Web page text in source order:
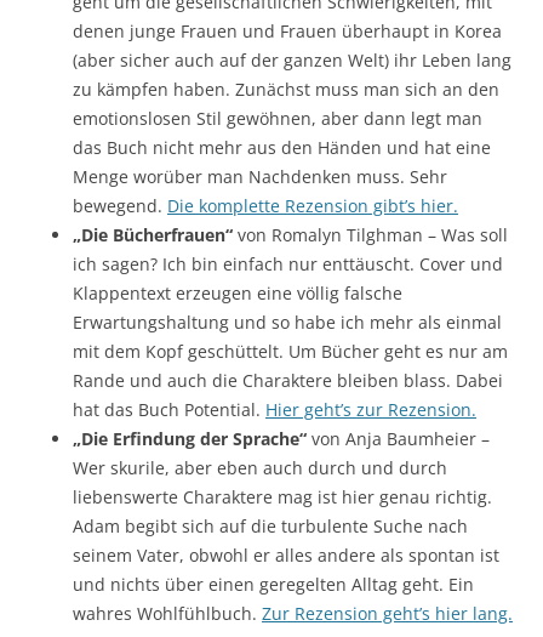
denen junge Frauen und Frauen überhaupt in Korea
(aber sicher auch auf der ganzen Welt) ihr Leben lang
zu kämpfen haben. Zunächst muss man sich an den
emotionslosen Stil gewöhnen, aber dann legt man
das Buch nicht mehr aus den Händen und hat eine
Menge worüber man Nachdenken muss. Sehr
bewegend. Die komplette Rezension gibt’s hier.
„Die Bücherfrauen“ von Romalyn Tilghman – Was soll
ich sagen? Ich bin einfach nur enttäuscht. Cover und
Klappentext erzeugen eine völlig falsche
Erwartungshaltung und so habe ich mehr als einmal
mit dem Kopf geschüttelt. Um Bücher geht es nur am
Rande und auch die Charaktere bleiben blass. Dabei
hat das Buch Potential. Hier geht’s zur Rezension.
„Die Erfindung der Sprache“ von Anja Baumheier –
Wer skurile, aber eben auch durch und durch
liebenswerte Charaktere mag ist hier genau richtig.
Adam begibt sich auf die turbulente Suche nach
seinem Vater, obwohl er alles andere als spontan ist
und nichts über einen geregelten Alltag geht. Ein
wahres Wohlfühlbuch. Zur Rezension geht’s hier lang.